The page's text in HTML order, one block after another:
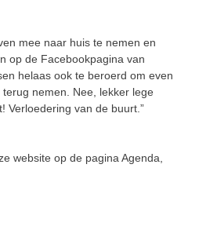
mee naar huis te nemen en
op de Facebookpagina van
helaas ook te beroerd om even
nemen. Nee, lekker lege
Verloedering van de buurt.”
website op de pagina Agenda,